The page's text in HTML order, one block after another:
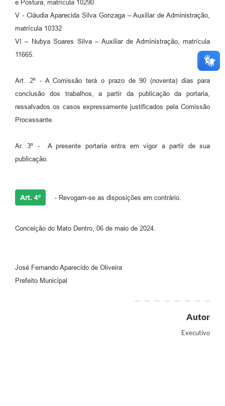
e Postura, matrícula 10290
V - Cláudia Aparecida Silva Gonzaga – Auxiliar de Administração,
matrícula 10332
VI – Nubya Soares Silva – Auxiliar de Administração, matrícula
11665.
Art. 2º - A Comissão terá o prazo de 90 (noventa) dias para
conclusão dos trabalhos, a partir da publicação da portaria,
ressalvados os casos expressamente justificados pela Comissão
Processante.
Ar. 3º - A presente portaria entra em vigor a partir de sua
publicação.
Art. 4º - Revogam-se as disposições em contrário.
Conceição do Mato Dentro, 06 de maio de 2024.
José Fernando Aparecido de Oliveira
Prefeito Municipal
Autor
Executivo